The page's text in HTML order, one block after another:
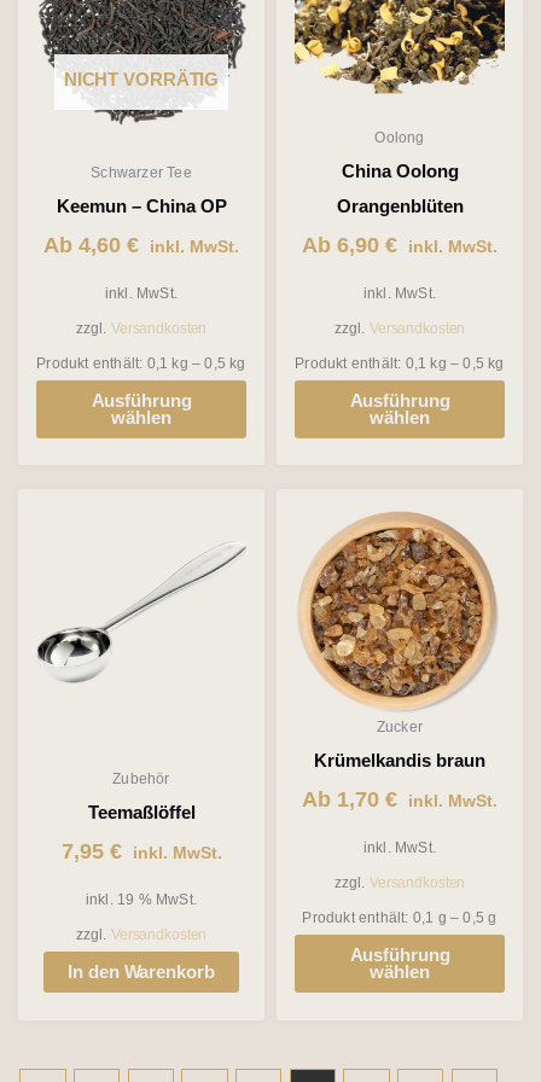
NICHT VORRÄTIG
Schwarzer Tee
Keemun – China OP
Ab 4,60 € inkl. MwSt.
inkl. MwSt.
zzgl. Versandkosten
Produkt enthält: 0,1 kg – 0,5 kg
Ausführung
wählen
mehrere
Varianten
auf.
Die
können
Produktseite
gewählt
werden
Oolong
China Oolong
Orangenblüten
Ab 6,90 € inkl. MwSt.
inkl. MwSt.
zzgl. Versandkosten
Produkt enthält: 0,1 kg – 0,5 kg
Ausführung
wählen
mehrere
Varianten
auf.
Optionen
können
Produktseite
gewählt
werden
Zubehör
Teemaßlöffel
7,95 € inkl. MwSt.
inkl. 19 % MwSt.
zzgl. Versandkosten
In den Warenkorb
Zucker
Krümelkandis braun
Ab 1,70 € inkl. MwSt.
inkl. MwSt.
zzgl. Versandkosten
Produkt enthält: 0,1 g – 0,5g
Ausführung
wählen
Produkt
weist
mehrere
Varianten
auf.
Die
Optionen
der
Produktseite
gewählt
werden